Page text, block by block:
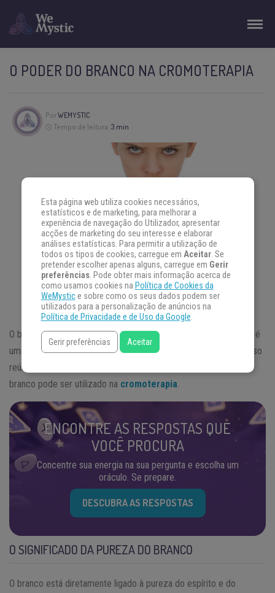
O PODER DO BRANCO NA CROMOTERAPIA
PorWEMYSTIC
Tempo de leitura: 3 min
O branco é uma cor associado à pureza e à espiritualidade. Não é
uma cor específica, mas sim a união de todas as cores, e por isso
reúne características e poderes de todas elas. Veja como o
branco pode ser utilizado na cromoterapia
ENCONTRE AS RESPOSTAS QUE
VOCÊ PROCURA
Concentre sua energia na sua pergunta e escolha um
oráculo. Se prepare.
DESCUBRA AS RESPOSTAS
O SIGNIFICADO DA PUREZA DO BRANCO
O branco está diretamente ligado à pureza do espírito e do
Esta página web utiliza cookies necessários,
estatísticos e de marketing, para melhorar a
experiência de navegação do Utilizador, apresentar
acções de marketing do seu interesse e elaborar
análises estatísticas. Para permitir a utilização de
todos os tipos de cookies, carregue em Aceitar. Se
pretender escolher apenas alguns, carregue em Gerir
preferências. Pode obter mais informação acerca de
como usamos cookies na Política de Cookies da
WeMystice sobre como os seus dados podem ser
utilizados para a personalização de anúncios na
Política de Privacidade e de Uso da Google.
Gerir preferências Aceitar